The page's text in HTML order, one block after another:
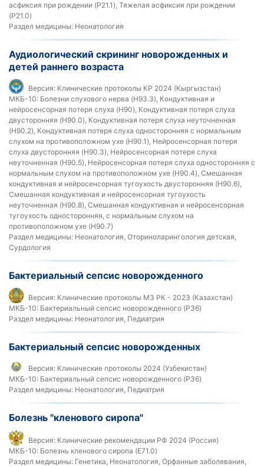
асфиксия при рождении (P21.1), Тяжелая асфиксия при рождении
(P21.0)
Раздел медицины: Неонатология
Аудиологический скрининг новорожденных и
детей раннего возраста
Версия: Клинические протоколы КР 2024 (Кыргызстан)
МКБ-10: Болезни слухового нерва (H93.3), Кондуктивная и
нейросенсорная потеря слуха (H90), Кондуктивная потеря слуха
двусторонняя (H90.0), Кондуктивная потеря слуха неуточненная
(H90.2), Кондуктивная потеря слуха односторонняя с нормальным
слухом на противоположном ухе (H90.1), Нейросенсорная потеря
слуха двусторонняя (H90.3), Нейросенсорная потеря слуха
неуточненная (H90.5), Нейросенсорная потеря слуха односторонняя с
нормальным слухом на противоположном ухе (H90.4), Смешанная
кондуктивная и нейросенсорная тугоухость двусторонняя (H90.6),
Смешанная кондуктивная и нейросенсорная тугоухость
неуточненная (H90.8), Смешанная кондуктивная и нейросенсорная
тугоухость односторонняя, с нормальным слухом на
противоположном ухе (H90.7)
Раздел медицины: Неонатология, Оториноларингология детская,
Сурдология
Бактериальный сепсис новорожденного
Версия: Клинические протоколы МЗ РК - 2023 (Казахстан)
МКБ-10: Бактериальный сепсис новорожденного (P36)
Раздел медицины: Неонатология, Педиатрия
Бактериальный сепсис новорожденных
Версия: Клинические протоколы 2024 (Узбекистан)
МКБ-10: Бактериальный сепсис новорожденного (P36)
Раздел медицины: Неонатология, Педиатрия
Болезнь "кленового сиропа"
Версия: Клинические рекомендации РФ 2024 (Россия)
МКБ-10: Болезнь кленового сиропа (E71.0)
Раздел медицины: Генетика, Неонатология, Орфанные заболевания,